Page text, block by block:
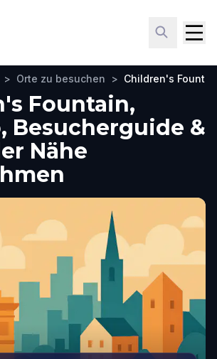
> Orte zu besuchen > Children's
Fountain,
Besucherguide &
Nähe